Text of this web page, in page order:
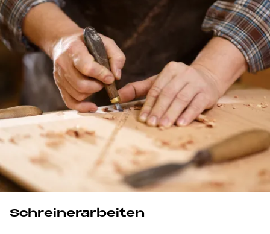
Schrei­ner­ar­bei­ten